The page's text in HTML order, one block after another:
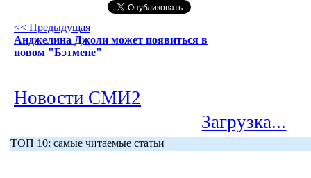
<< Предыдущая
Анджелина Джоли может появиться в
новом "Бэтмене"
Новости СМИ2
Загрузка...
ТОП 10: самые читаемые статьи